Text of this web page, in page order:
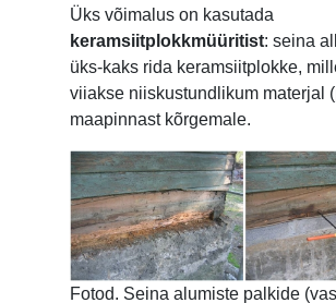
Üks võimalus on kasutada
keramsiitplokkmüüritist: seina
üks-kaks rida keramsiitplokke,
viiakse niiskustundlikum materjal
maapinnast kõrgemale.
Fotod. Seina alumiste palkide